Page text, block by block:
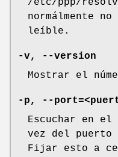
/etc/ppp/
normálmente
leíble.
-v, --version
Mostrar el
-p, --
Escuchar en el
vez del puerto
Fijar esto a